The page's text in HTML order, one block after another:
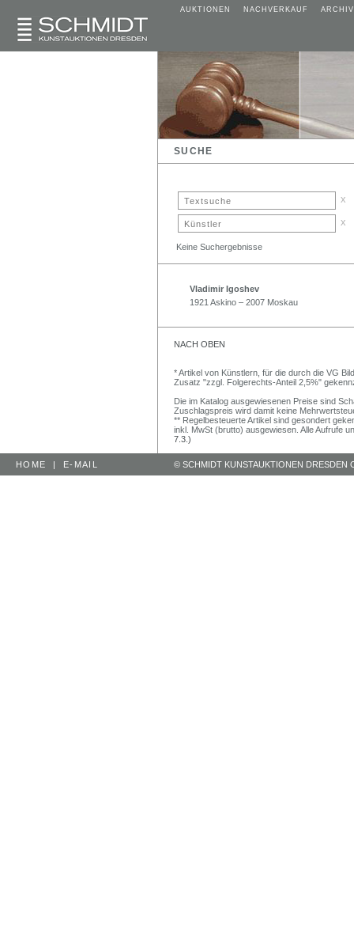
AUKTIONEN NACHVERKAUF ARCHIV
SUCHE
x
x
Keine Suchergebnisse
Vladimir Igoshev
1921 Askino – 2007 Moskau
NACH OBEN
* Artikel von Künstlern, für die durch die VG
Zusatz "zzgl. Folgerechts-Anteil 2,5%"
Die im Katalog ausgewiesenen Preise sind
Zuschlagspreis wird damit keine
** Regelbesteuerte Artikel sind gesondert
inkl. MwSt (brutto) ausgewiesen. Alle Aufrufe
7.3.)
HOME | E-MAIL © SCHMIDT KUNSTAUKTIONEN DRESDEN